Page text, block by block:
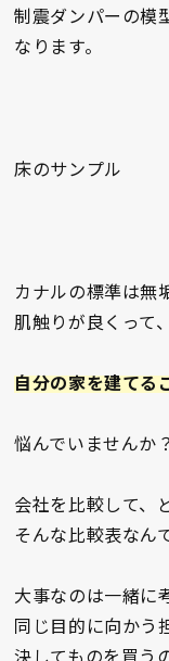
制震ダンパーの模
なります。
床のサンプル
カナルの標準は無
肌触りが良くって
自分の家を建てる
悩んでいませんか？
会社を比較して、
そんな比較表なん
大事なのは一緒に
同じ目的に向かう
決してものを買う